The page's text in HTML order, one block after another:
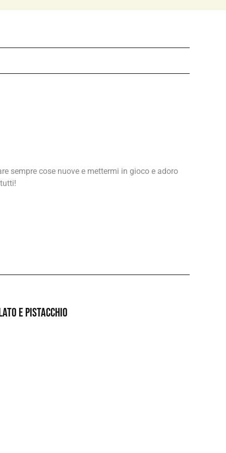
sempre cose nuove e mettermi in gioco e adoro
e pistacchio